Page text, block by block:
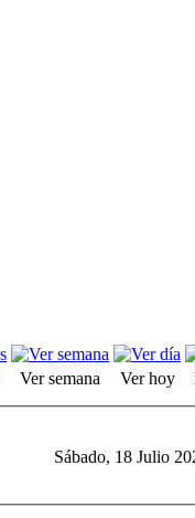
Ver semana Ver hoy
Sábado, 18 Julio